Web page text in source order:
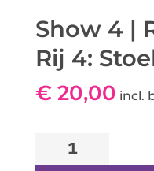
Show 4 |
Rij 4:
€ 20,00 incl.
Show
4